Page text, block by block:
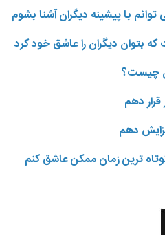
با پیشینه دیگران آشنا بشوم
بتوان دیگران را عاشق خود کرد
چیست؟
دهم
دهم
ترین زمان ممکن عاشق کنم